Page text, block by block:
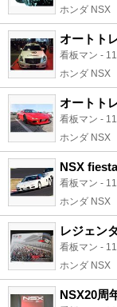
ホンダ NSX
オートト
看板マン -
ホンダ NSX
オートト
看板マン -
ホンダ NSX
NSX
看板マン -
ホンダ NSX
レジェン
看板マン -
ホンダ NSX
NSX20周